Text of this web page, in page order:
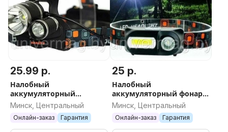
25.99 р.
Налобный
аккумуляторный
светодиодный фонарь RJ-
3000 4 режима
Минск, Центральный
Онлайн-заказ Гарантия
25 р.
Налобный
аккумуляторный фонарь
Double Light Source
headlight YM-1804 AT (3
режима работы)
Минск, Центральный
Онлайн-заказ Гарантия